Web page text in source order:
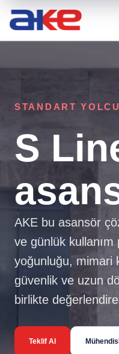
STANDART
S
AKE bu asansör
ve günlük
yoğunluğu, mimari
güvenlik ve uzun
birlikte
Teklif Al